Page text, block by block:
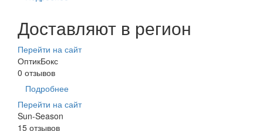
Доставляют в регион
Перейти на сайт
ОптикБокс
0 отзывов
Подробнее
Перейти на сайт
Sun-Season
15 отзывов